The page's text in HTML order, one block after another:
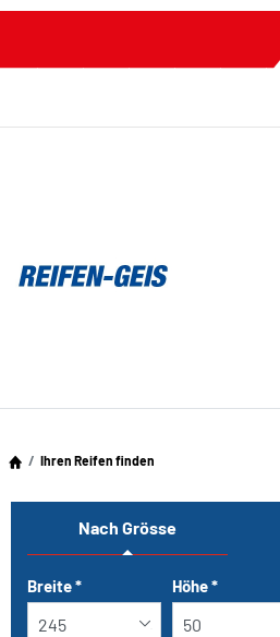
Ihren Reifen finden
Nach Grösse
Tab updated: Nach Grösse
Breite* Höhe*